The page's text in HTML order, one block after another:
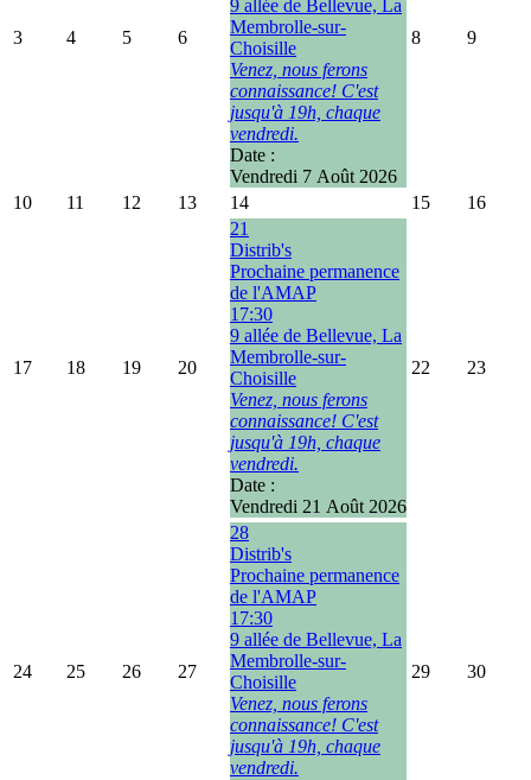
3 4 5 6
9 allée de Bellevue, La
Membrolle-sur-
Choisille
Venez, nous ferons
connaissance! C'est
jusqu'à 19h, chaque
vendredi.
Date :
Vendredi 7 Août 2026
8 9
10 11 12 13 14 15 16
17 18 19 20
21
Distrib's
Prochaine permanence
de l'AMAP
17:30
9 allée de Bellevue, La
Membrolle-sur-
Choisille
Venez, nous ferons
connaissance! C'est
jusqu'à 19h, chaque
vendredi.
Date :
Vendredi 21 Août 2026
22 23
24 25 26 27
28
Distrib's
Prochaine permanence
de l'AMAP
17:30
9 allée de Bellevue, La
Membrolle-sur-
Choisille
Venez, nous ferons
connaissance! C'est
jusqu'à 19h, chaque
vendredi.
29 30